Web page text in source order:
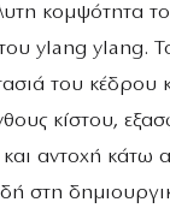
κομψότητα
του ylang ylang.
του κέδρου
κίστου,
και αντοχή κάτω
στη